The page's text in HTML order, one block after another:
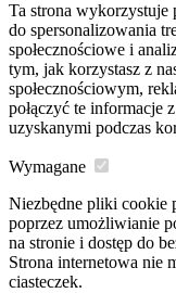
Ta strona
do spersonalizowania
społecznościowe i
tym, jak korzystasz z
społecznościowym,
połączyć te informacje
uzyskanymi podczas
Wymagane
Niezbędne pliki cookie
poprzez umożliwianie
na stronie i dostęp do
Strona internetowa nie
ciasteczek.